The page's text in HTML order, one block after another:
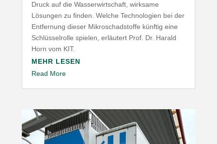
Druck auf die Wasser­wirt­schaft, wirksame
Lösungen zu finden. Welche Tech­no­logien bei der
Entfernung dieser Mikro­schad­stoffe künftig eine
Schlüs­sel­rolle spielen, erläutert Prof. Dr. Harald
Horn vom KIT.
MEHR LESEN
Read More